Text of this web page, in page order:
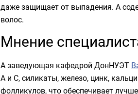
даже защищает от выпадения. А
волос.
Мнение
А заведующая кафедрой ДонНУЭТ
A и C, силикаты, железо, цинк,
фолликулов, что обеспечивает